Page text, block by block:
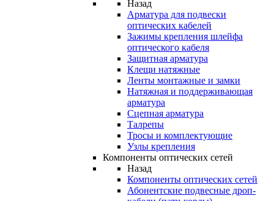
Назад
Арматура для подвески
оптических кабелей
Зажимы крепления шлейфа
оптического кабеля
Защитная арматура
Клещи натяжные
Ленты монтажные и замки
Натяжная и поддерживающая
арматура
Сцепная арматура
Талрепы
Тросы и комплектующие
Узлы крепления
Компоненты оптических сетей
Назад
Компоненты оптических сетей
Абонентские подвесные дроп-